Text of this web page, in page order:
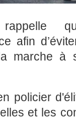
afin
marche à
policier
et les